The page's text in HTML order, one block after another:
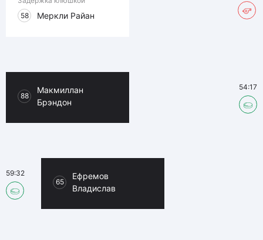
58
Меркли Райан
88
Макмиллан
Брэндон
54:17
65
Ефремов
Владислав
59:32